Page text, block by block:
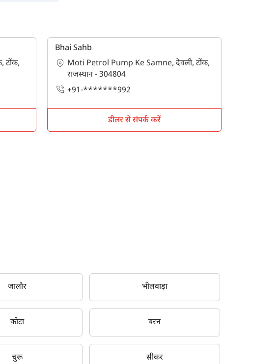
टोंक,
Bhai Sahb
Moti Petrol Pump Ke Samne, देवली, टोंक,
राजस्थान - 304804
+91-*******992
डीलर से संपर्क करें
जालौर भीलवाड़ा
कोटा बरन
चुरू सीकर
हैं?
लगेगा।